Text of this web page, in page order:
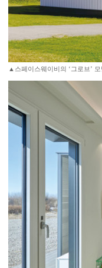
▲스페이스웨이비의 ‘그로브’